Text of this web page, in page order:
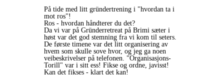
På tide med litt gründertrening i "hvordan ta i
mot ros"!
Ros - hvordan håndterer du det?
Da vi var på Gründerretreat på Brimi sæter i
høst var det god stemning fra vi kom til seters.
De første timene var det litt organisering av
hvem som skulle sove hvor, og jeg ga noen
veibeskrivelser på telefonen. "Organisasjons-
Torill" var i sitt ess! Fikse og ordne, javisst!
Kan det fikses - klart det kan!